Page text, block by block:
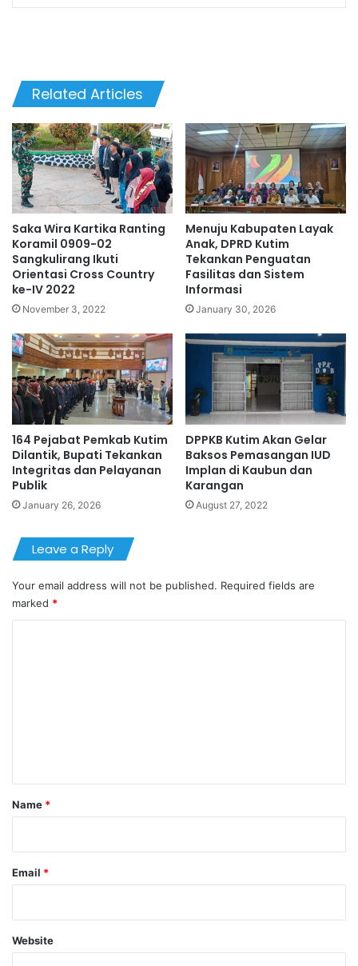
Related Articles
Saka Wira Kartika Ranting
Koramil 0909-02
Sangkulirang Ikuti
Orientasi Cross Country
ke-IV 2022
November 3, 2022
Menuju Kabupaten Layak
Anak, DPRD Kutim
Tekankan Penguatan
Fasilitas dan Sistem
Informasi
January 30, 2026
164 Pejabat Pemkab Kutim
Dilantik, Bupati Tekankan
Integritas dan Pelayanan
Publik
January 26, 2026
DPPKB Kutim Akan Gelar
Baksos Pemasangan IUD
Implan di Kaubun dan
Karangan
August 27, 2022
Leave a Reply
Your email address will not be published. Required fields are
marked *
*
Name *
Email *
Website